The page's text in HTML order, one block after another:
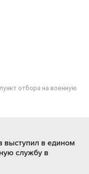
отбора на военную
выступил в едином
службу в